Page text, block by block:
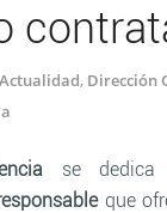
Actualidad, Dirección
se
que